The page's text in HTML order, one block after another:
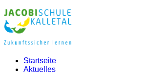
Startseite
Aktuelles